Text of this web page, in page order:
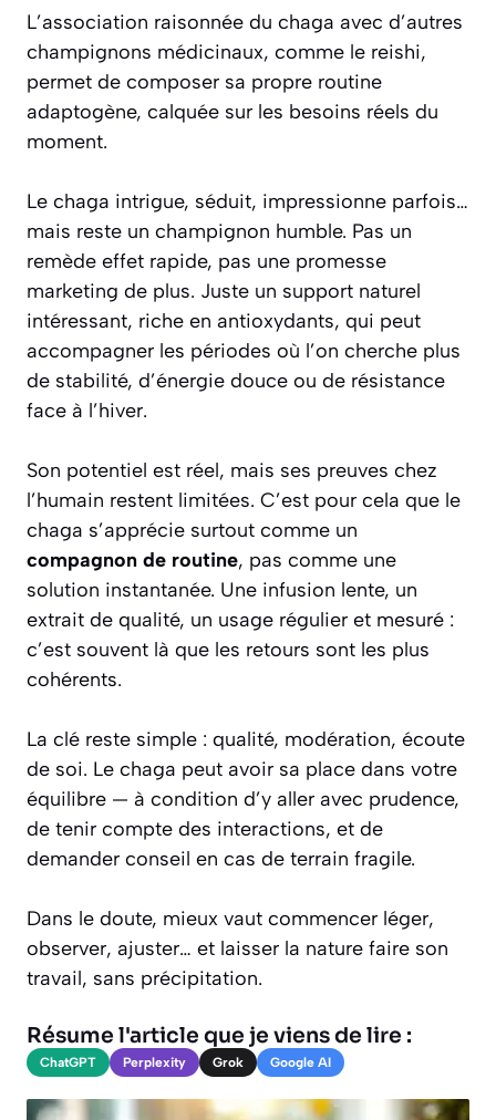
L’association raisonnée du chaga avec d’autres
champignons médicinaux, comme le reishi,
permet de composer sa propre routine
adaptogène, calquée sur les besoins réels du
moment.
Le chaga intrigue, séduit, impressionne parfois…
mais reste un champignon humble. Pas un
remède effet rapide, pas une promesse
marketing de plus. Juste un support naturel
intéressant, riche en antioxydants, qui peut
accompagner les périodes où l’on cherche plus
de stabilité, d’énergie douce ou de résistance
face à l’hiver.
Son potentiel est réel, mais ses preuves chez
l’humain restent limitées. C’est pour cela que le
chaga s’apprécie surtout comme un
compagnon de routine, pas comme une
solution instantanée. Une infusion lente, un
extrait de qualité, un usage régulier et mesuré :
c’est souvent là que les retours sont les plus
cohérents.
La clé reste simple : qualité, modération, écoute
de soi. Le chaga peut avoir sa place dans votre
équilibre — à condition d’y aller avec prudence,
de tenir compte des interactions, et de
demander conseil en cas de terrain fragile.
Dans le doute, mieux vaut commencer léger,
observer, ajuster… et laisser la nature faire son
travail, sans précipitation.
Résume l'article que je viens de lire :
ChatGPT Perplexity Grok Google AI